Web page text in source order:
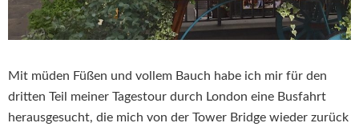
Mit müden Füßen und vollem Bauch habe ich mir für den
dritten Teil meiner Tagestour durch London eine Busfahrt
herausgesucht, die mich von der Tower Bridge wieder zurück